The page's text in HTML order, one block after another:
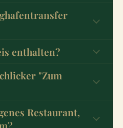
schlicker.de
enthalten?
"Zum
Restaurant,